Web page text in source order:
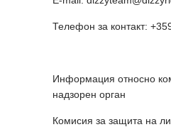
Телефон за контакт:
Информация относно
надзорен орган
Комисия за защита на